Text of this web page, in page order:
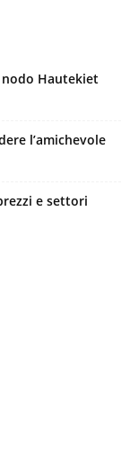
Hautekiet
l’amichevole
e settori